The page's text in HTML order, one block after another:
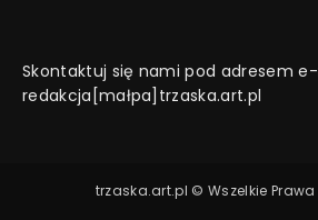
Skontaktuj się nami pod adresem
redakcja[małpa]trzaska.art.pl
trzaska.art.pl © Wszelkie Prawa